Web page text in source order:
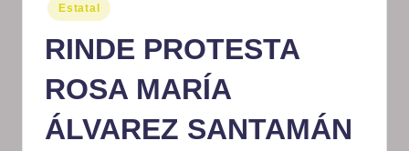
m
at
iv
o
Publicado
en
Estatal
RINDE PROTESTA
ROSA MARÍA
ÁLVAREZ SANTAMÁN